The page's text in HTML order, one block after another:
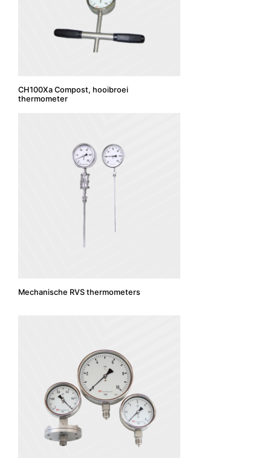
CH100Xa Compost, hooibroei
thermometer
Mechanische RVS thermometers